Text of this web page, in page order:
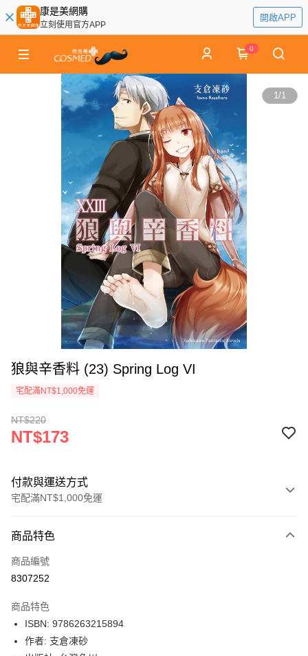
康是美網購
立刻使用官方APP
開啟APP
0
1/1
狼與辛香料 (23) Spring Log VI
宅配滿NT$1,000免運
NT$220
NT$173
付款與運送方式
宅配滿NT$1,000免運
icash Pay
信用卡一次付款
LINE Pay
Apple Pay
商品特色
商品編號
8307252
商品特色
ISBN: 9786263215894
作者: 支倉凍砂